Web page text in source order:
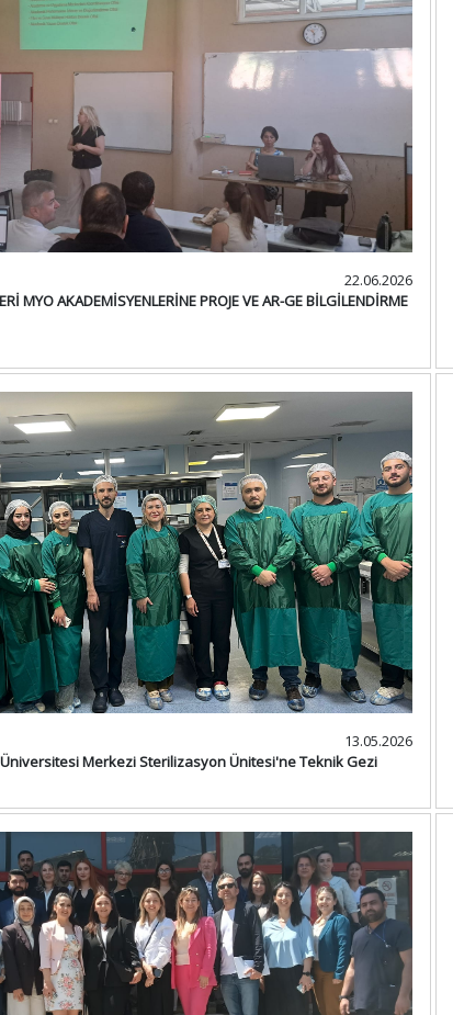
22.06.2026
MYO AKADEMİSYENLERİNE PROJE VE AR-GE BİLGİLENDİRME
13.05.2026
Merkezi Sterilizasyon Ünitesi'ne Teknik Gezi